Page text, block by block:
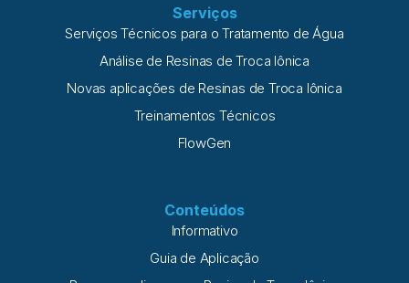
Serviços
Serviços Técnicos para o Tratamento de Água
Análise de Resinas de Troca Iônica
Novas aplicações de Resinas de Troca Iônica
Treinamentos Técnicos
FlowGen
Conteúdos
Informativo
Guia de Aplicação